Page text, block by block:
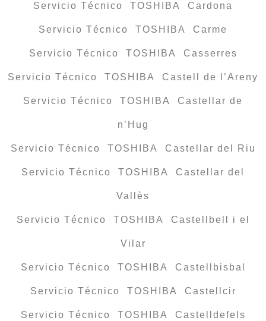
Servicio Técnico TOSHIBA Cardona
Servicio Técnico TOSHIBA Carme
Servicio Técnico TOSHIBA Casserres
Servicio Técnico TOSHIBA Castell de l’Areny
Servicio Técnico TOSHIBA Castellar de
n’Hug
Servicio Técnico TOSHIBA Castellar del Riu
Servicio Técnico TOSHIBA Castellar del
Vallès
Servicio Técnico TOSHIBA Castellbell i el
Vilar
Servicio Técnico TOSHIBA Castellbisbal
Servicio Técnico TOSHIBA Castellcir
Servicio Técnico TOSHIBA Castelldefels